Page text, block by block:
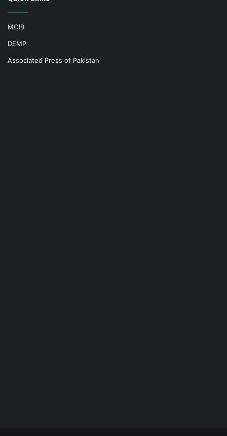
MOIB
DEMP
Associated Press of Pakistan